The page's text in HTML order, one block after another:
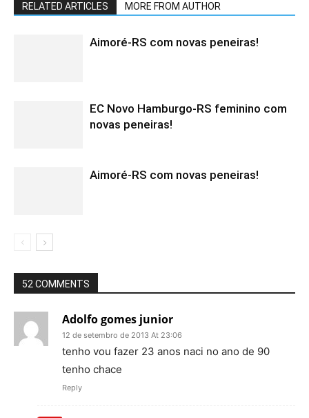
RELATED ARTICLES MORE FROM AUTHOR
Aimoré-RS com novas peneiras!
EC Novo Hamburgo-RS feminino com
novas peneiras!
Aimoré-RS com novas peneiras!
52 COMMENTS
Adolfo gomes junior
12 de setembro de 2013 At 23:06
tenho vou fazer 23 anos naci no ano de 90
tenho chace
Reply